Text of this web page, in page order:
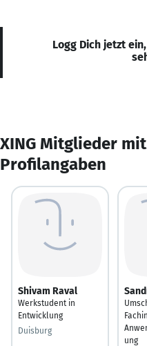
Logg Dich jetzt
XING Mitglieder
Profilangaben
Shivam Raval
Werkstudent in
Entwicklung
Duisburg
ung